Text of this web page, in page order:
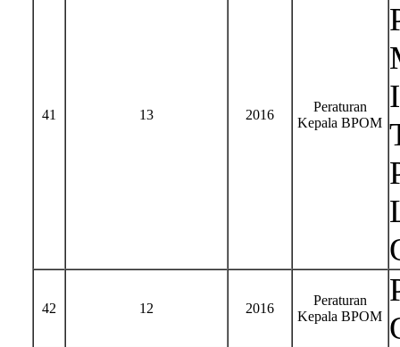
41 13 2016
Peraturan
Kepala BPOM
42 12 2016
Peraturan
Kepala BPOM